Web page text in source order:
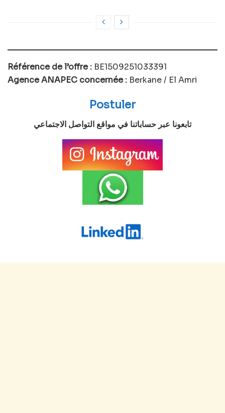
Référence de l’offre : BE1509251033391
Agence ANAPEC concernée : Berkane / El Amri
Postuler
تابعونا عبر حساباتنا في مواقع التواصل الاجتماعي